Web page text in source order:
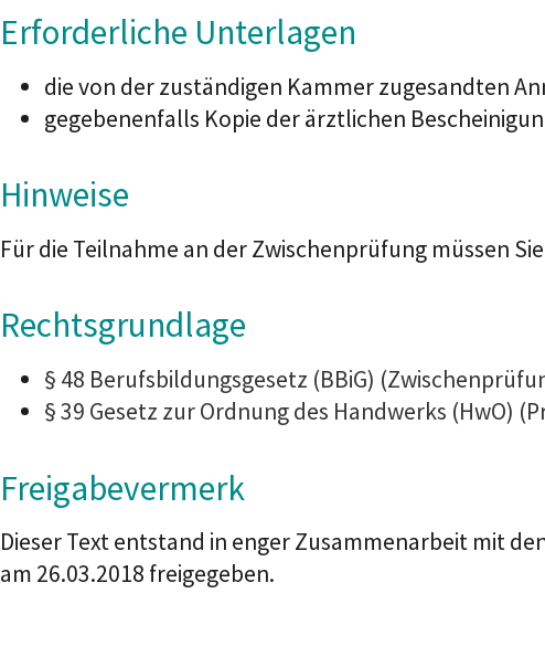
Erforderliche Unterlagen
die von der zuständigen Kammer zugesandten
gegebenenfalls Kopie der ärztlichen
Hinweise
Für die Teilnahme an der Zwischenprüfung müssen
Rechtsgrundlage
§ 48 Berufsbildungsgesetz (BBiG)
§ 39 Gesetz zur Ordnung des Handwerks (HwO)
Freigabevermerk
Dieser Text entstand in enger Zusammenarbeit mit
am 26.03.2018 freigegeben.